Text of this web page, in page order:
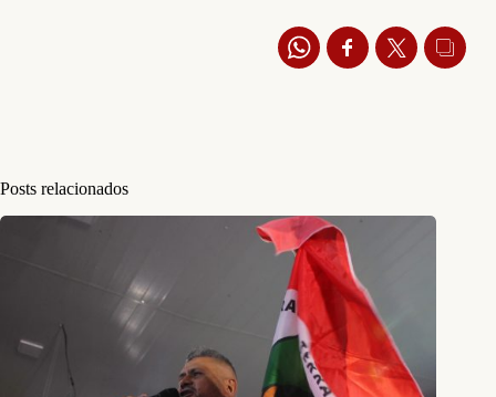
Posts relacionados